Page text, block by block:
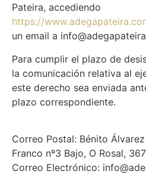
Pateira, accediendo
https://
un email a
Para cumplir el plazo de
la comunicación relativa al
este derecho sea enviada
plazo correspondiente.
Correo Postal: Bénito
Franco nº3 Bajo, O Rosal,
Correo Electrónico: